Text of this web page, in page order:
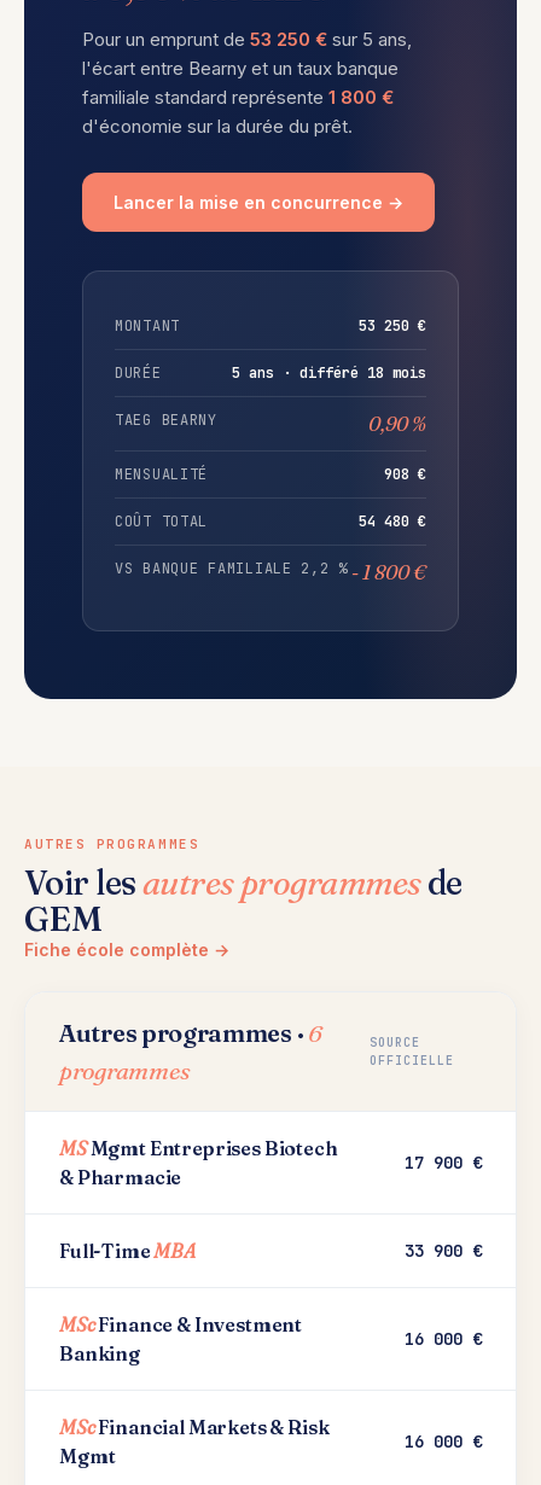
Pour un emprunt de 53 250 € sur 5 ans,
l'écart entre Bearny et un taux banque
familiale standard représente 1 800 €
d'économie sur la durée du prêt.
Lancer la mise en concurrence →
MONTANT 53 250 €
DURÉE 5 ans · différé 18 mois
TAEG BEARNY 0,90 %
MENSUALITÉ 908 €
COÛT TOTAL 54 480 €
VS BANQUE FAMILIALE 2,2 % - 1 800 €
AUTRES PROGRAMMES
Voir lesautres programmesde
GEM
Fiche école complète →
Autres programmes · 6
programmes
SOURCE
OFFICIELLE
MSMgmt Entreprises Biotech
& Pharmacie
17 900 €
Full-TimeMBA 33 900 €
MScFinance & Investment
Banking
16 000 €
MScFinancial Markets & Risk
Mgmt
16 000 €